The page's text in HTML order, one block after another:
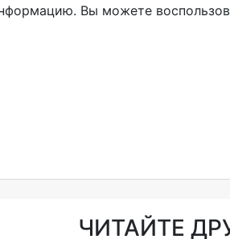
Вы можете
ЧИТАЙТЕ